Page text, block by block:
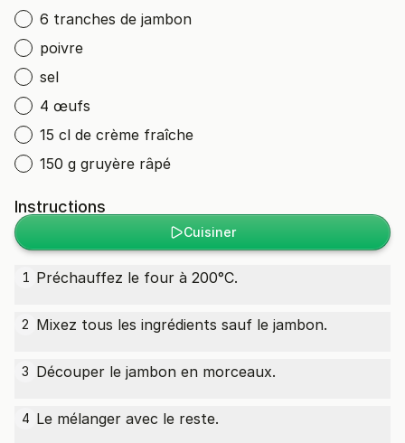
6 tranches de jambon
poivre
sel
4 œufs
15 cl de crème fraîche
150 g gruyère râpé
Instructions
Cuisiner
1 Préchauffez le four à 200°C.
2 Mixez tous les ingrédients sauf le jambon.
3 Découper le jambon en morceaux.
4 Le mélanger avec le reste.